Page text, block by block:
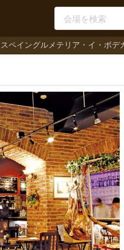
ペイングルメテリア・イ・ボデ